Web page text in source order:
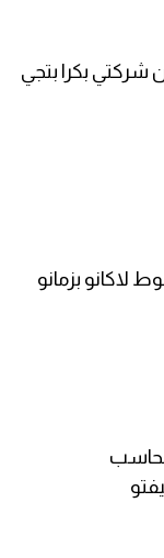
شركتي بكرا بتجي
بزمانو